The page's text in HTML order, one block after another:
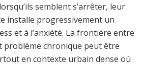
semblent s’arrêter, leur
installe progressivement un
et à l’anxiété. La frontière entre
problème chronique peut être
en contexte urbain dense où